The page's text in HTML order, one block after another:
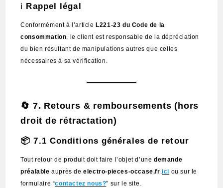
ℹ️ Rappel légal
Conformément à l’article L221-23 du Code de la
consommation, le client est responsable de la dépréciation
du bien résultant de manipulations autres que celles
nécessaires à sa vérification.
🔄 7. Retours & remboursements (hors
droit de rétractation)
📦 7.1 Conditions générales de retour
Tout retour de produit doit faire l’objet d’unedemande
préalable auprès deelectro-pieces-occase.fr.ici ou sur le
formulaire “contactez nous?” sur le site.